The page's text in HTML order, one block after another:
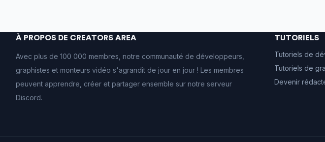
À PROPOS DE CREATORS AREA
Avec plus de 100 000 membres, notre communauté de développeurs,
graphistes et monteurs vidéo s'agrandit de jour en jour ! Les membres
peuvent apprendre, créer et partager ensemble sur notre serveur
Discord.
TUTORIELS
Tutoriels de
Tutoriels de
Devenir